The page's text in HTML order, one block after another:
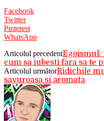
Facebook
Twitter
Pinterest
WhatsApp
Articolul precedentEgoismul:
cum sa iubesti fara sa te
Articolul următorRidichile
savuroasa si aromata